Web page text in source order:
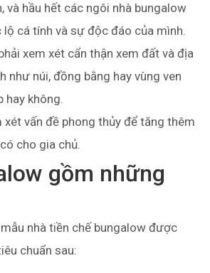
và hầu hết các ngôi nhà bungalow
lộ cá tính và sự độc đáo của mình.
xem xét cẩn thận xem đất và địa
như núi, đồng bằng hay vùng ven
hay không.
xét vấn đề phong thủy để tăng thêm
cho gia chủ.
gồm những
nhà tiền chế bungalow được
chuẩn sau: